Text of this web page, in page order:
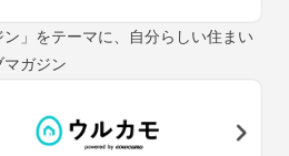
ン」をテーマに、自分らしい住まい
ガジン